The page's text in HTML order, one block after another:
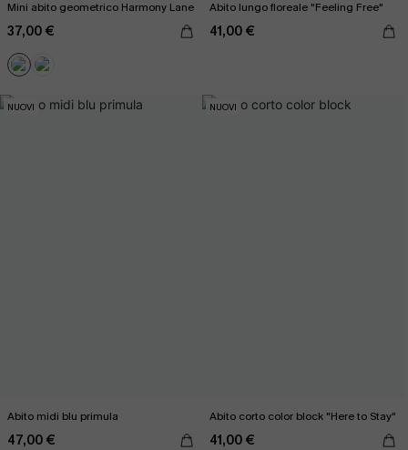
Mini abito geometrico Harmony Lane
37,00 €
Abito lungo floreale "Feeling Free"
41,00 €
NUOVI
Abito midi blu primula
47,00 €
NUOVI
Abito corto color block "Here to Stay"
41,00 €